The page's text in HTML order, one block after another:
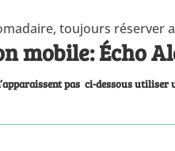
toujours réserver
mobile: Écho
pas ci-dessous